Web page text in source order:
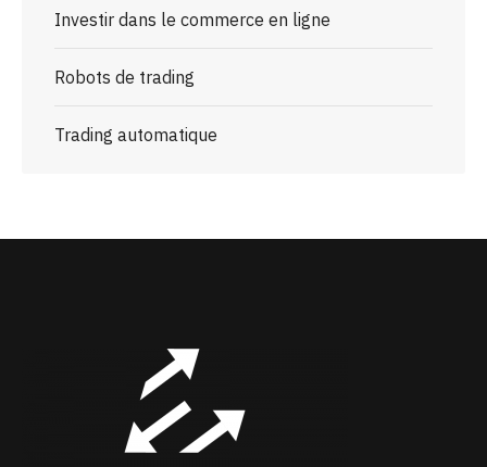
Investir dans le commerce en ligne
Robots de trading
Trading automatique